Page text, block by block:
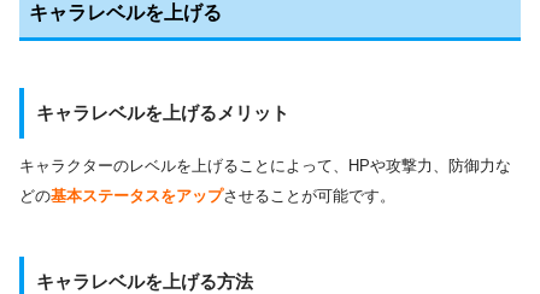
キャラレベルを上げる
キャラレベルを上げるメリット
キャラクターのレベルを上げることによって、HPや攻撃力、防御力な
どの基本ステータスをアップさせることが可能です。
キャラレベルを上げる方法